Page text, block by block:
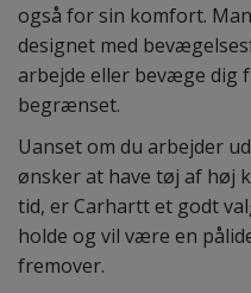
også for sin komfort.
designet med
arbejde eller bevæge dig
begrænset.
Uanset om du arbejder
ønsker at have tøj af høj
tid, er Carhartt et godt
holde og vil være en
fremover.